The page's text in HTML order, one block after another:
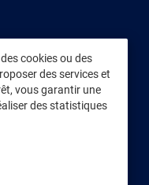
cookies ou des
des services et
vous garantir une
des statistiques